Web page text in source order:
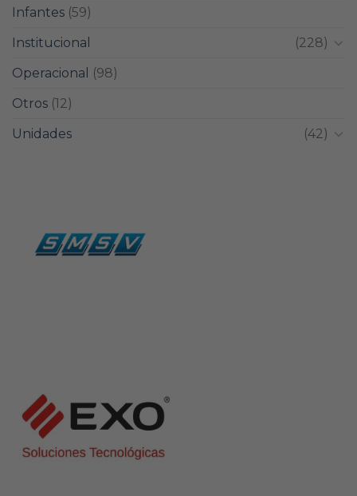
Infantes (59)
Institucional
(228)
Operacional
(98)
Otros (12)
Unidades
(42)